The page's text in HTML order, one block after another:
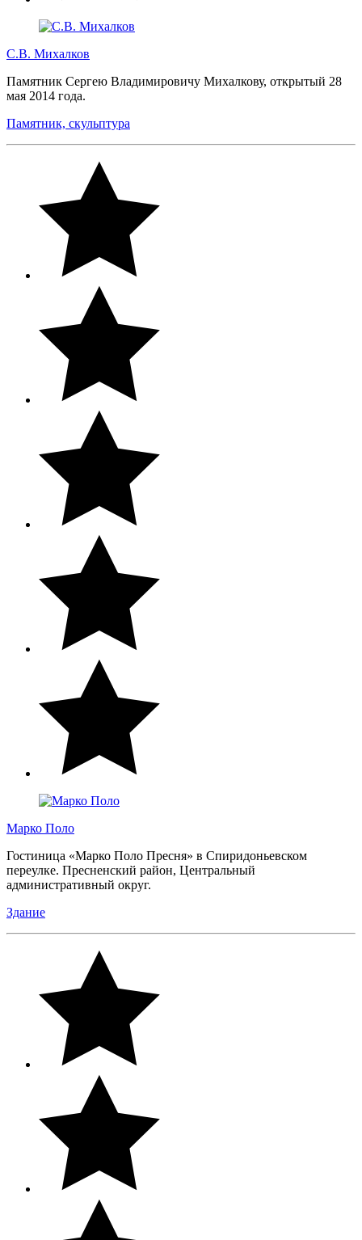
С.В. Михалков
Памятник Сергею Владимировичу Михалкову, открытый 28
мая 2014 года.
Памятник, скульптура
Марко Поло
Гостиница «Марко Поло Пресня» в Спиридоньевском
переулке. Пресненский район, Центральный
административный округ.
Здание